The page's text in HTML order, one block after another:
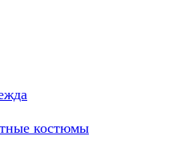
костюмы